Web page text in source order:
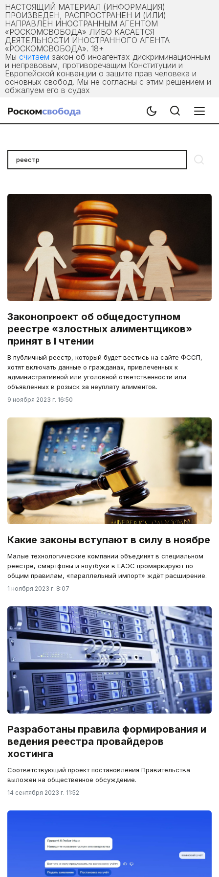
НАСТОЯЩИЙ МАТЕРИАЛ (ИНФОРМАЦИЯ)
ПРОИЗВЕДЕН, РАСПРОСТРАНЕН И (ИЛИ)
НАПРАВЛЕН ИНОСТРАННЫМ АГЕНТОМ
«РОСКОМСВОБОДА» ЛИБО КАСАЕТСЯ
ДЕЯТЕЛЬНОСТИ ИНОСТРАННОГО АГЕНТА
«РОСКОМСВОБОДА». 18+
Мы считаем закон об иноагентах дискриминационным
и неправовым, противоречащим Конституции и
Европейской конвенции о защите прав человека и
основных свобод. Мы не согласны с этим решением и
обжалуем его в судах
Законопроект об общедоступном
реестре «злостных алиментщиков»
принят в I чтении
В публичный реестр, который будет вестись на сайте ФССП,
хотят включать данные о гражданах, привлеченных к
административной или уголовной ответственности или
объявленных в розыск за неуплату алиментов.
9 ноября 2023 г. 16:50
Какие законы вступают в силу в ноябре
Малые технологические компании объединят в специальном
реестре, смартфоны и ноутбуки в ЕАЭС промаркируют по
общим правилам, «параллельный импорт» ждёт расширение.
1 ноября 2023 г. 8:07
Разработаны правила формирования и
ведения реестра провайдеров
хостинга
Соответствующий проект постановления Правительства
выложен на общественное обсуждение.
14 сентября 2023 г. 11:52